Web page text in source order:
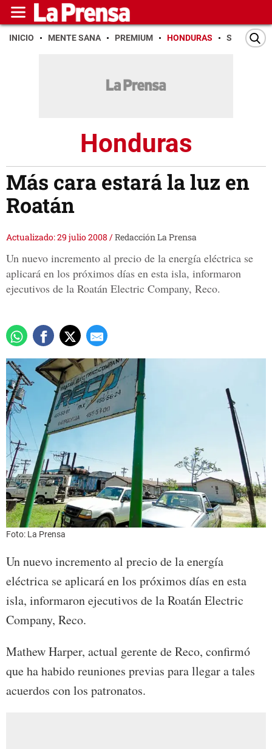
INICIO MENTE SANA PREMIUM HONDURAS SAN PEDRO
Honduras
Más cara estará la luz en
Roatán
Actualizado: 29 julio 2008 /Redacción La Prensa
Un nuevo incremento al precio de la energía eléctrica se
aplicará en los próximos días en esta isla, informaron
ejecutivos de la Roatán Electric Company, Reco.
Foto: La Prensa
Un nuevo incremento al precio de la energía
eléctrica se aplicará en los próximos días en esta
isla, informaron ejecutivos de la Roatán Electric
Company, Reco.
Mathew Harper, actual gerente de Reco, confirmó
que ha habido reuniones previas para llegar a tales
acuerdos con los patronatos.